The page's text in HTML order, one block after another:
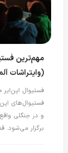
مهم‌ترین
(وایتراشات
فستیوال اپن‌ایر
فستیوال‌های
و در جنگلی
برگزار می‌شود.